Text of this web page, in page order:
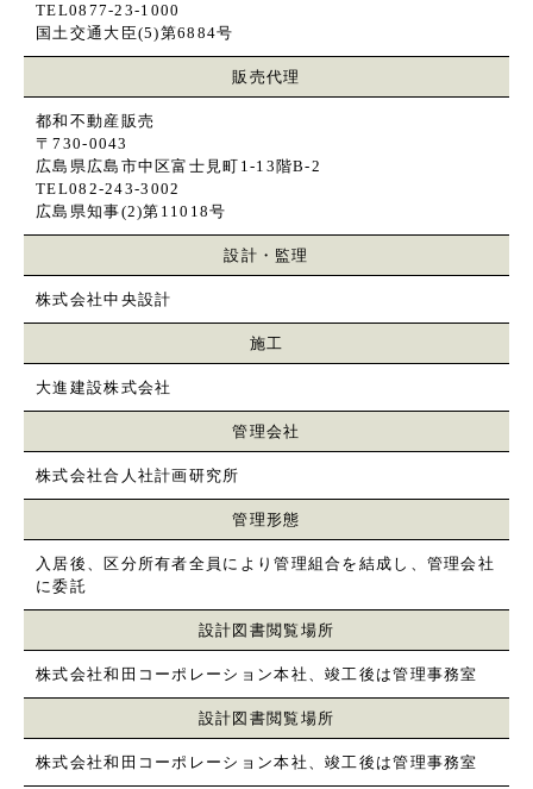
TEL0877-23-1000
国土交通大臣(5)第6884号
販売代理
都和不動産販売
〒730-0043
広島県広島市中区富士見町1-13階B-2
TEL082-243-3002
広島県知事(2)第11018号
設計・監理
株式会社中央設計
施工
大進建設株式会社
管理会社
株式会社合人社計画研究所
管理形態
入居後、区分所有者全員により管理組合を結成し、管理会社
に委託
設計図書閲覧場所
株式会社和田コーポレーション本社、竣工後は管理事務室
設計図書閲覧場所
株式会社和田コーポレーション本社、竣工後は管理事務室